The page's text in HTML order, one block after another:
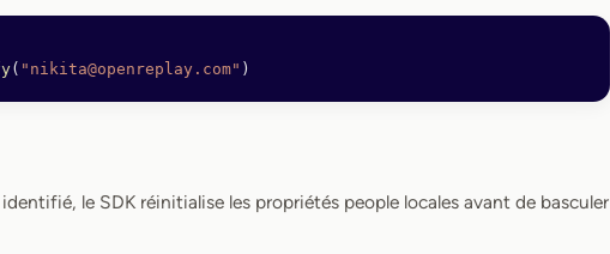
( "nikita@openreplay.com" )
le SDK réinitialise les propriétés people locales avant de basculer